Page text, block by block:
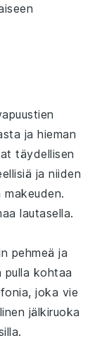
ja hieman
täydellisen
ja niiden
lautasella.
pehmeä ja
pulla kohtaa
joka vie
jälkiruoka